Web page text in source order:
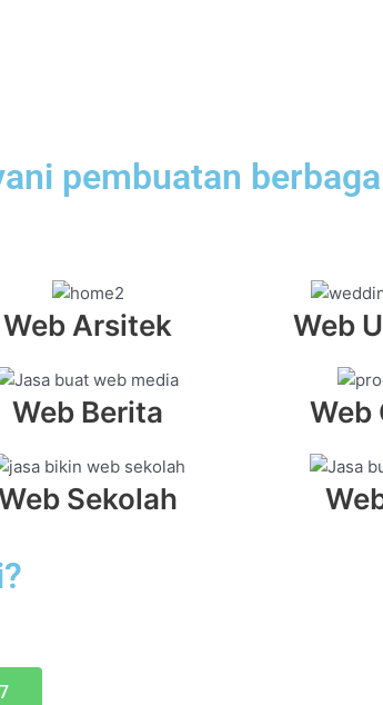
pembuatan
Web Arsitek
Web Berita
Sekolah
Web
Web